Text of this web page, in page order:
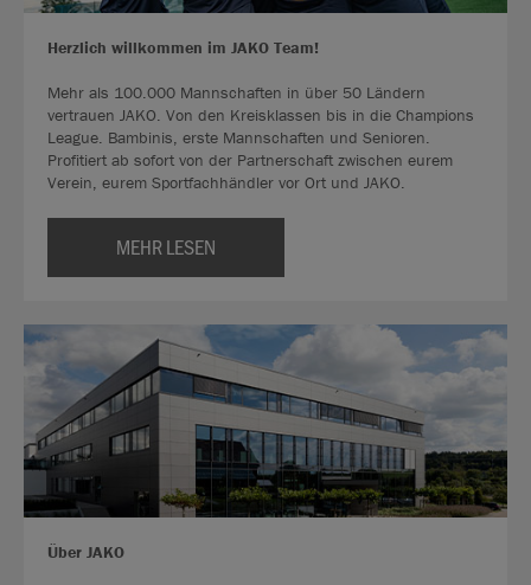
Herzlich willkommen im JAKO Team!
Mehr als 100.000 Mannschaften in über 50 Ländern
vertrauen JAKO. Von den Kreisklassen bis in die Champions
League. Bambinis, erste Mannschaften und Senioren.
Profitiert ab sofort von der Partnerschaft zwischen eurem
Verein, eurem Sportfachhändler vor Ort und JAKO.
MEHR LESEN
Über JAKO